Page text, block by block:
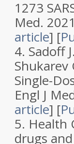
1273
Med.
article] [
4. Sadoff
Shukarev
Single-
Engl J
article] [
5. Health
drugs